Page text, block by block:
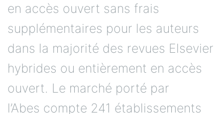
en accès ouvert sans frais
supplémentaires pour les auteurs
dans la majorité des revues Elsevier
hybrides ou entièrement en accès
ouvert. Le marché porté par
l’Abes compte 241 établissements